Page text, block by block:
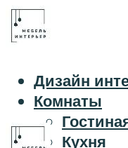
Дизайн
Комнаты
Кухня